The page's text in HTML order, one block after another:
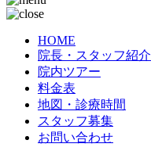
HOME
院長・スタッフ紹介
院内ツアー
料金表
地図・診療時間
スタッフ募集
お問い合わせ